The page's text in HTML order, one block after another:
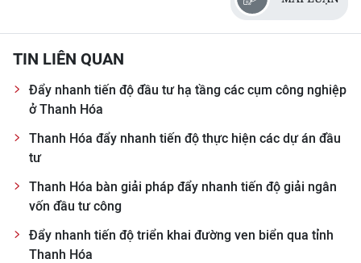
TIN LIÊN QUAN
Đẩy nhanh tiến độ đầu tư hạ tầng các cụm công nghiệp
ở Thanh Hóa
Thanh Hóa đẩy nhanh tiến độ thực hiện các dự án đầu
tư
Thanh Hóa bàn giải pháp đẩy nhanh tiến độ giải ngân
vốn đầu tư công
Đẩy nhanh tiến độ triển khai đường ven biển qua tỉnh
Thanh Hóa